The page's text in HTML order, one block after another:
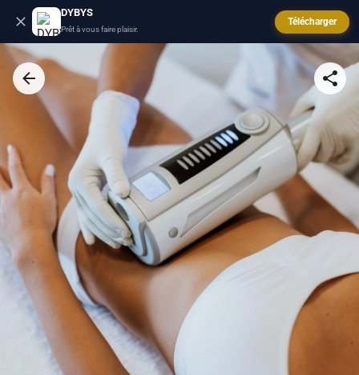
DYBYS
Prêt à vous faire plaisir.
Télécharger